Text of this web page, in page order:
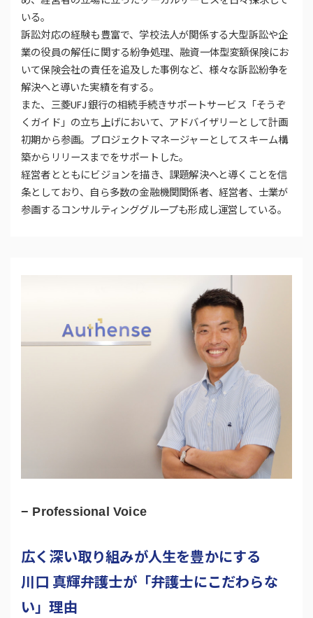
いる。
訴訟対応の経験も豊富で、学校法人が関係する大型訴訟や企
業の役員の解任に関する紛争処理、融資一体型変額保険にお
いて保険会社の責任を追及した事例など、様々な訴訟紛争を
解決へと導いた実績を有する。
また、三菱UFJ銀行の相続手続きサポートサービス「そうぞ
くガイド」の立ち上げにおいて、アドバイザリーとして計画
初期から参画。プロジェクトマネージャーとしてスキーム構
築からリリースまでをサポートした。
経営者とともにビジョンを描き、課題解決へと導くことを信
条としており、自ら多数の金融機関関係者、経営者、士業が
参画するコンサルティンググループも形成し運営している。
− Professional Voice
広く深い取り組みが人生を豊かにする
川口 真輝弁護士が「弁護士にこだわらな
い」理由